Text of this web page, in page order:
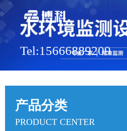
Tel:15666889209
产品分类
PRODUCT CENTER